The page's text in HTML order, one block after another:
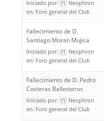
Iniciado por:
Neophron
en: Foro general del Club
Fallecimiento de D.
Santiago Moran Mujica
Iniciado por:
Neophron
en: Foro general del Club
Fallecimiento de D. Pedro
Costeras Ballesteros
Iniciado por:
Neophron
en: Foro general del Club